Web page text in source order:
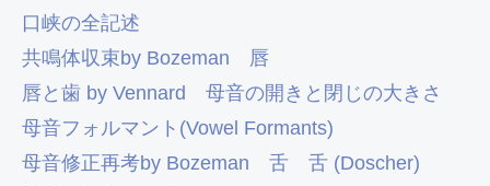
口峡の全記述
共鳴体収束by Bozeman
唇
唇と歯 by Vennard
母音の開きと閉じの大きさ
母音フォルマント(Vowel Formants)
母音修正再考by Bozeman
舌
舌 (Doscher)